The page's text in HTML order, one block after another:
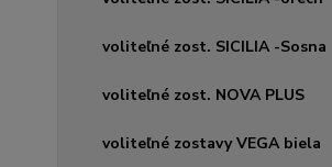
voliteľné zost. SICILIA -Sosna
voliteľné zost. NOVA PLUS
voliteľné zostavy VEGA biela